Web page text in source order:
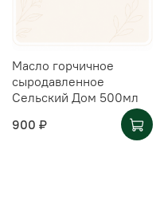
Масло горчичное
сыродавленное
Сельский Дом 500мл
900 ₽